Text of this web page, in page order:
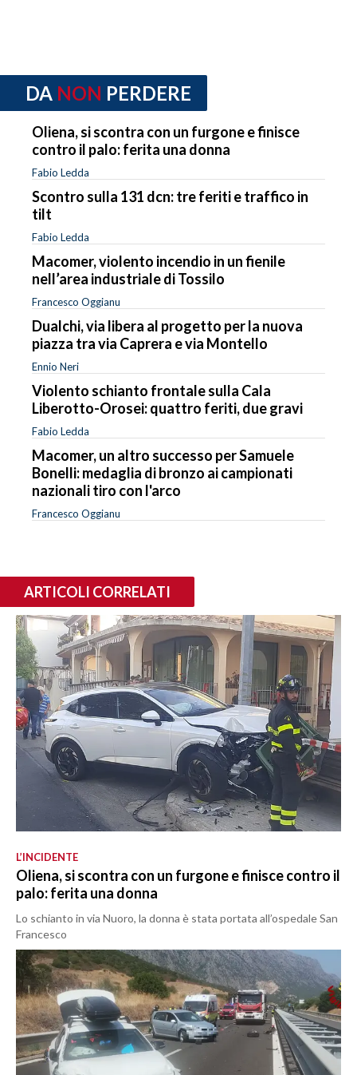
DA NON PERDERE
Oliena, si scontra con un furgone e finisce
contro il palo: ferita una donna
Fabio Ledda
Scontro sulla 131 dcn: tre feriti e traffico in
tilt
Fabio Ledda
Macomer, violento incendio in un fienile
nell’area industriale di Tossilo
Francesco Oggianu
Dualchi, via libera al progetto per la nuova
piazza tra via Caprera e via Montello
Ennio Neri
Violento schianto frontale sulla Cala
Liberotto-Orosei: quattro feriti, due gravi
Fabio Ledda
Macomer, un altro successo per Samuele
Bonelli: medaglia di bronzo ai campionati
nazionali tiro con l'arco
Francesco Oggianu
ARTICOLI CORRELATI
L’INCIDENTE
Oliena, si scontra con un furgone e finisce contro il
palo: ferita una donna
Lo schianto in via Nuoro, la donna è stata portata all’ospedale San
Francesco